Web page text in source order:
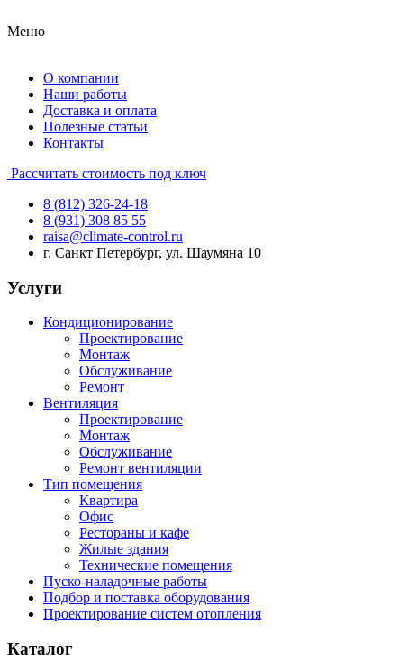
Меню
О компании
Наши работы
Доставка и оплата
Полезные статьи
Контакты
Рассчитать стоимость под ключ
8 (812) 326-24-18
8 (931) 308 85 55
raisa@climate-control.ru
г. Санкт Петербург, ул. Шаумяна 10
Услуги
Кондиционирование
Проектирование
Монтаж
Обслуживание
Ремонт
Вентиляция
Проектирование
Монтаж
Обслуживание
Ремонт вентиляции
Тип помещения
Квартира
Офис
Рестораны и кафе
Жилые здания
Технические помещения
Пуско-наладочные работы
Подбор и поставка оборудования
Проектирование систем отопления
Каталог